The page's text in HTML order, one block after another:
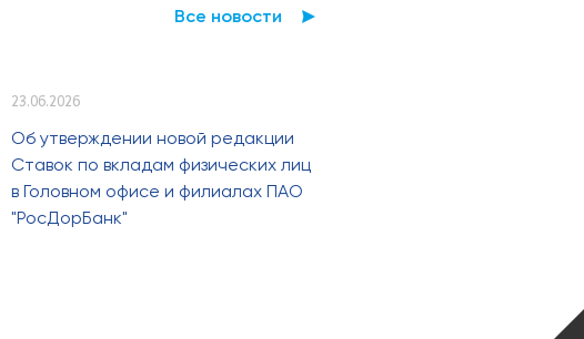
Все новости
23.06.2026
Об утверждении новой редакции
Ставок по вкладам физических лиц
в Головном офисе и филиалах ПАО
"РосДорБанк"